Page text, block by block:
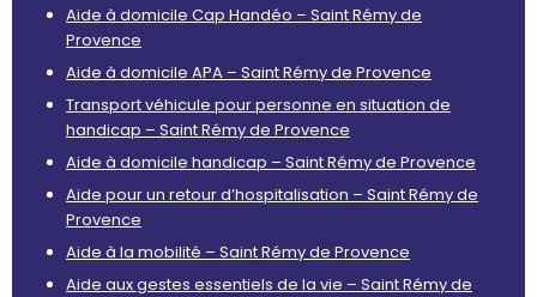
Aide à domicile Cap Handéo – Saint Rémy de
Provence
Aide à domicile APA – Saint Rémy de Provence
Transport véhicule pour personne en situation de
handicap – Saint Rémy de Provence
Aide à domicile handicap – Saint Rémy de Provence
Aide pour un retour d’hospitalisation – Saint Rémy de
Provence
Aide à la mobilité – Saint Rémy de Provence
Aide aux gestes essentiels de la vie – Saint Rémy de